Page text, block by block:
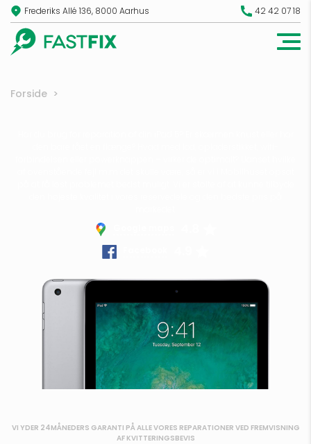
Frederiks Allé 136, 8000 Aarhus 42 42 07 18
Forside >
VI YDER 24MÅNEDERS GARANTI PÅ ALLE VORES REPARATIONER VED FREMVISNING
AF KVITTERINGSBEVIS